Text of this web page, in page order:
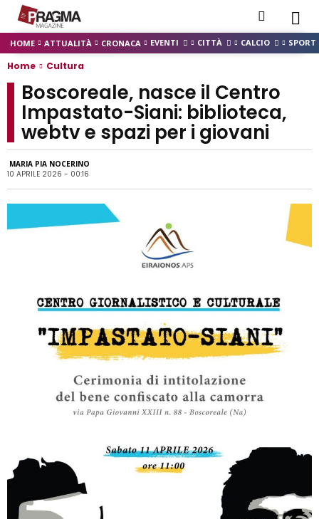
HOME ATTUALITÀ CRONACA EVENTI CITTÀ CALCIO SPORT
Home Cultura
Boscoreale, nasce il Centro
Impastato-Siani: biblioteca,
webtv e spazi per i giovani
MARIA PIA NOCERINO
10 APRILE 2026 - 00:16